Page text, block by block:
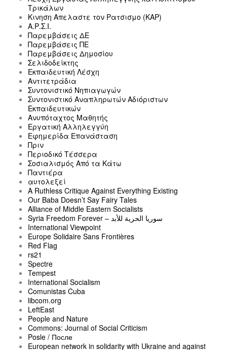
Τρικάλων
Κινηση Απελαστε τον Ρατσισμο (ΚΑΡ)
Α.Ρ.Σ.Ι.
Παρεμβάσεις ΔΕ
Παρεμβάσεις ΠΕ
Παρεμβάσεις Δημοσίου
Σελιδοδείκτης
Εκπαιδευτική Λέσχη
Αντιτετράδια
Συντονιστικό Νηπιαγωγών
Συντονιστικό Αναπληρωτών Αδιόριστων
Εκπαιδευτικών
Ανυπόταχτος Μαθητής
Εργατική Αλληλεγγύη
Εφημερίδα Επανάσταση
Πριν
Περιοδικό Τέσσερα
Σοσιαλισμός Από τα Κάτω
Παντιέρα
αυτολεξεί
A Ruthless Critique Against Everything Existing
Our Baba Doesn’t Say Fairy Tales
Alliance of Middle Eastern Socialists
Syria Freedom Forever – سوريا الحرية للأبد
International Viewpoint
Europe Solidaire Sans Frontières
Red Flag
rs21
Spectre
Tempest
International Socialism
Comunistas Cuba
libcom.org
LeftEast
People and Nature
Commons: Journal of Social Criticism
Posle / После
European network in solidarity with Ukraine and against